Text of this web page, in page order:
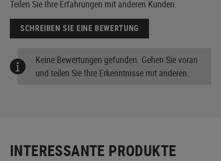
Teilen Sie Ihre Erfahrungen mit anderen Kunden.
SCHREIBEN SIE EINE BEWERTUNG
Keine Bewertungen gefunden. Gehen Sie voran
und teilen Sie Ihre Erkenntnisse mit anderen.
INTERESSANTE PRODUKTE